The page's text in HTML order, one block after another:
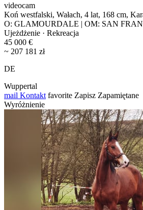
videocam
Koń westfalski, Wałach, 4 lat, 168 cm,
O: GLAMOURDALE | OM: SAN
Ujeżdżenie · Rekreacja
45 000 €
~ 207 181 zł
DE
Wuppertal
mail Kontakt favorite Zapisz Zapamiętane
Wyróżnienie